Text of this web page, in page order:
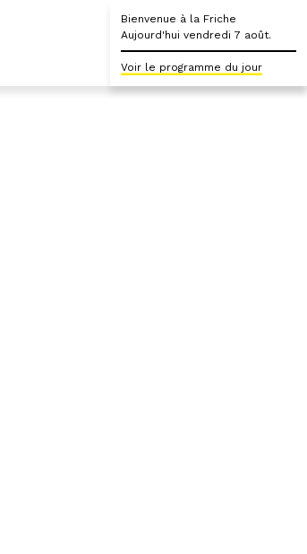
Bienvenue à la Friche
Aujourd'hui vendredi 7 août.
Voir le programme du jour